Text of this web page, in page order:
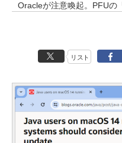
Oracleが注意喚起。PFUの
リスト